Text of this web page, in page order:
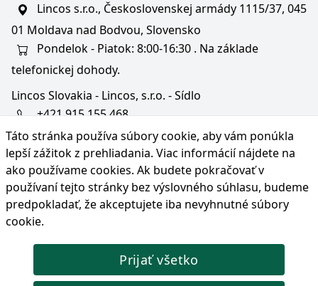
Táto stránka používa súbory cookie, aby vám ponúkla
lepší zážitok z prehliadania. Viac informácií nájdete na
ako používame cookies. Ak budete pokračovať v
používaní tejto stránky bez výslovného súhlasu, budeme
predpokladať, že akceptujete iba nevyhnutné súbory
cookie.
Prijať všetko
Lincos s.r.o., Československej armády 1115/37, 045
01 Moldava nad Bodvou, Slovensko
Pondelok - Piatok: 8:00-16:30 . Na základe
telefonickej dohody.
Lincos Slovakia - Lincos, s.r.o. - Sídlo
+421 915 155 468
+36/30 343 6714
bratislava@lincos.sk
Lincos s.r.o., Rustaveliho 4, 831 06 Bratislava - m. č.
Rača, Slovensko
Iba sídlo firmy